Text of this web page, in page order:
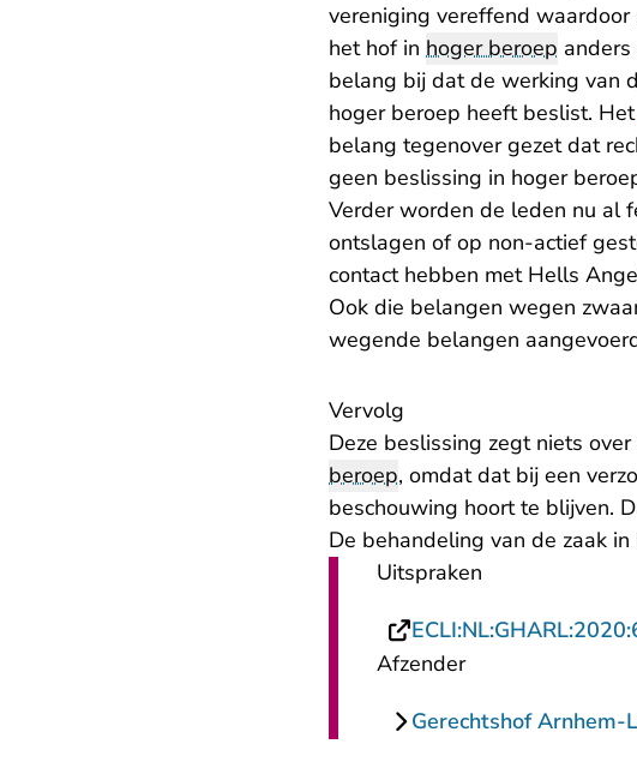
vereniging vereffend
het hof in hoger beroep
belang bij dat de werking van
hoger beroep heeft beslist. Het
belang tegenover gezet dat
geen beslissing in hoger
Verder worden de leden nu al
ontslagen of op non-actief
contact hebben met Hells
Ook die belangen wegen
wegende belangen
Vervolg
Deze beslissing zegt niets
beroep, omdat dat bij een
beschouwing hoort te blijven.
De behandeling van de zaak
Uitspraken
Afzender
Gerechtshof Arnhem-